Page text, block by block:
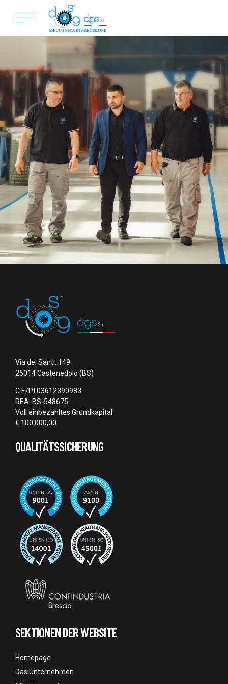
Via dei Santi, 149
25014 Castenedolo (BS)
C.F./P.I 03612390983
REA: BS-548675
Voll einbezahltes Grundkapital:
€ 100.000,00
QUALITÄTSSICHERUNG
SEKTIONEN DER WEBSITE
Homepage
Das Unternehmen